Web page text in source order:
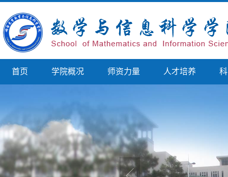
首页 学院概况 师资力量 人才培养